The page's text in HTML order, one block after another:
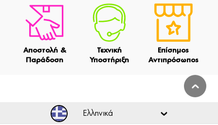
Αποστολή &
Παράδοση
Τεχνική
Υποστήριξη
Επίσημος
Αντιπρόσωπος
Ελληνικά